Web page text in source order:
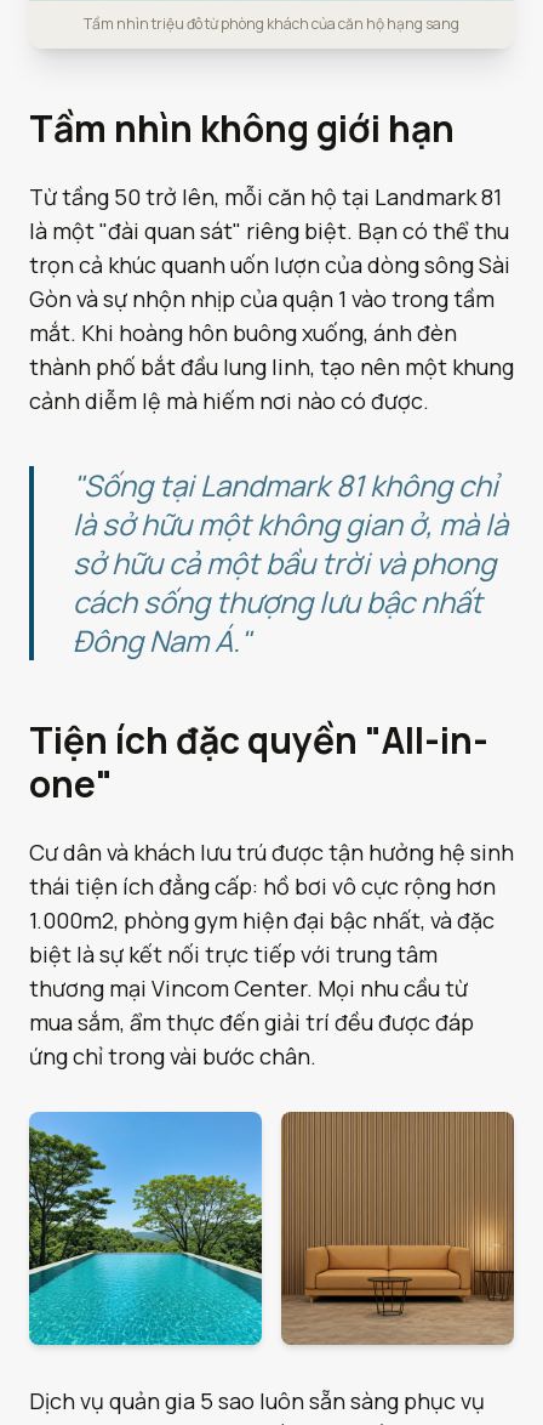
Tầm nhìn triệu đô từ phòng khách của căn hộ hạng sang
Tầm nhìn không giới hạn
Từ tầng 50 trở lên, mỗi căn hộ tại Landmark 81
là một "đài quan sát" riêng biệt. Bạn có thể thu
trọn cả khúc quanh uốn lượn của dòng sông Sài
Gòn và sự nhộn nhịp của quận 1 vào trong tầm
mắt. Khi hoàng hôn buông xuống, ánh đèn
thành phố bắt đầu lung linh, tạo nên một khung
cảnh diễm lệ mà hiếm nơi nào có được.
"Sống tại Landmark 81 không chỉ
là sở hữu một không gian ở, mà là
sở hữu cả một bầu trời và phong
cách sống thượng lưu bậc nhất
Đông Nam Á."
Tiện ích đặc quyền "All-in-
one"
Cư dân và khách lưu trú được tận hưởng hệ sinh
thái tiện ích đẳng cấp: hồ bơi vô cực rộng hơn
1.000m2, phòng gym hiện đại bậc nhất, và đặc
biệt là sự kết nối trực tiếp với trung tâm
thương mại Vincom Center. Mọi nhu cầu từ
mua sắm, ẩm thực đến giải trí đều được đáp
ứng chỉ trong vài bước chân.
Dịch vụ quản gia 5 sao luôn sẵn sàng phục vụ